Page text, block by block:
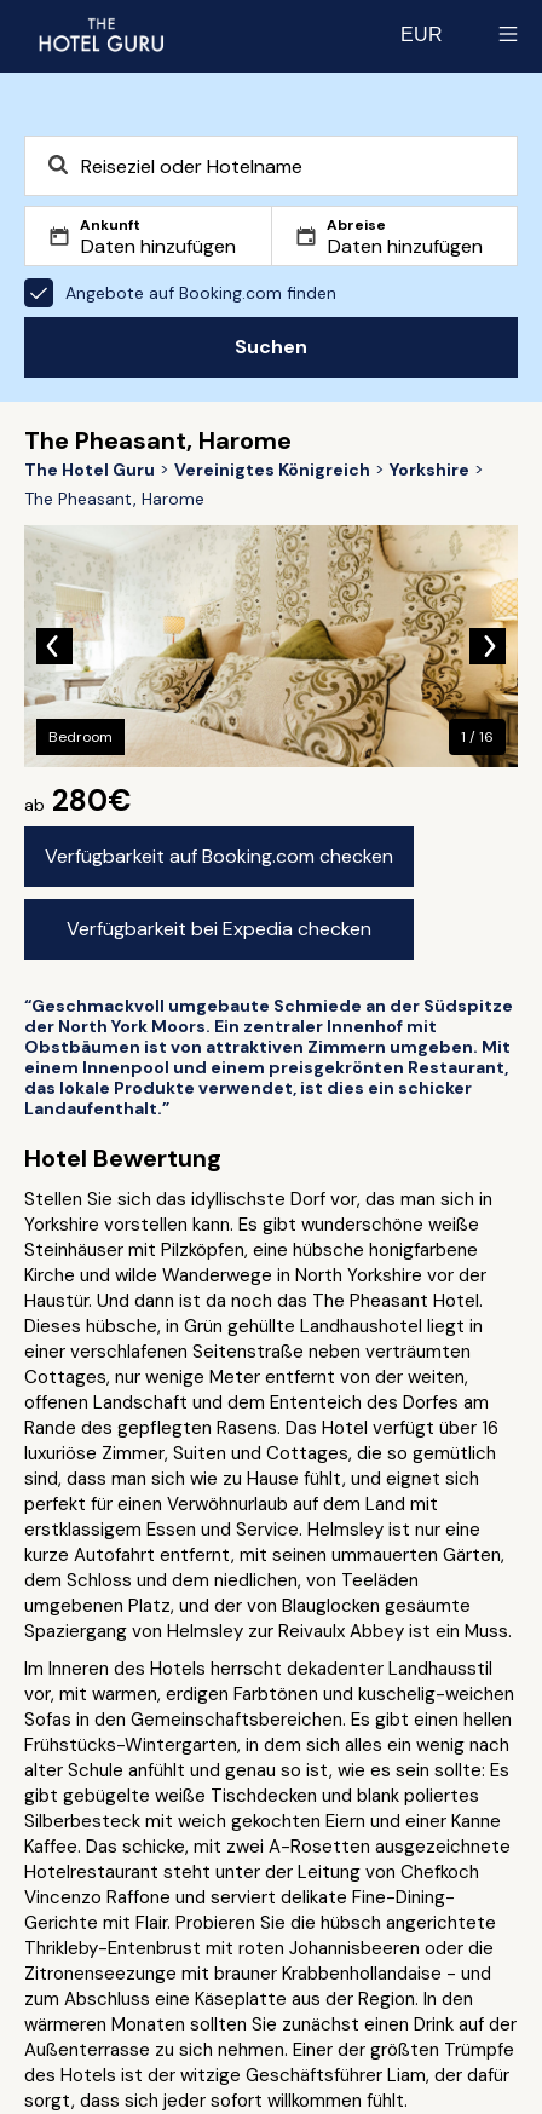
EUR
Ankunft Abreise
Angebote auf Booking.com finden
Suchen
The Pheasant, Harome
The Hotel Guru Vereinigtes Königreich
Yorkshire
The Pheasant, Harome
ab 280€
Verfügbarkeit auf Booking.com checken
Verfügbarkeit bei Expedia checken
Bedroom 1 / 16
“Geschmackvoll umgebaute Schmiede an der Südspitze
der North York Moors. Ein zentraler Innenhof mit
Obstbäumen ist von attraktiven Zimmern umgeben. Mit
einem Innenpool und einem preisgekrönten Restaurant,
das lokale Produkte verwendet, ist dies ein schicker
Landaufenthalt.”
Hotel Bewertung
Stellen Sie sich das idyllischste Dorf vor, das man sich in
Yorkshire vorstellen kann. Es gibt wunderschöne weiße
Steinhäuser mit Pilzköpfen, eine hübsche honigfarbene
Kirche und wilde Wanderwege in North Yorkshire vor der
Haustür. Und dann ist da noch das The Pheasant Hotel.
Dieses hübsche, in Grün gehüllte Landhaushotel liegt in
einer verschlafenen Seitenstraße neben verträumten
Cottages, nur wenige Meter entfernt von der weiten,
offenen Landschaft und dem Ententeich des Dorfes am
Rande des gepflegten Rasens. Das Hotel verfügt über 16
luxuriöse Zimmer, Suiten und Cottages, die so gemütlich
sind, dass man sich wie zu Hause fühlt, und eignet sich
perfekt für einen Verwöhnurlaub auf dem Land mit
erstklassigem Essen und Service. Helmsley ist nur eine
kurze Autofahrt entfernt, mit seinen ummauerten Gärten,
dem Schloss und dem niedlichen, von Teeläden
umgebenen Platz, und der von Blauglocken gesäumte
Spaziergang von Helmsley zur Reivaulx Abbey ist ein Muss.
Im Inneren des Hotels herrscht dekadenter Landhausstil
vor, mit warmen, erdigen Farbtönen und kuschelig-weichen
Sofas in den Gemeinschaftsbereichen. Es gibt einen hellen
Frühstücks-Wintergarten, in dem sich alles ein wenig nach
alter Schule anfühlt und genau so ist, wie es sein sollte: Es
gibt gebügelte weiße Tischdecken und blank poliertes
Silberbesteck mit weich gekochten Eiern und einer Kanne
Kaffee. Das schicke, mit zwei A-Rosetten ausgezeichnete
Hotelrestaurant steht unter der Leitung von Chefkoch
Vincenzo Raffone und serviert delikate Fine-Dining-
Gerichte mit Flair. Probieren Sie die hübsch angerichtete
Thrikleby-Entenbrust mit roten Johannisbeeren oder die
Zitronenseezunge mit brauner Krabbenhollandaise - und
zum Abschluss eine Käseplatte aus der Region. In den
wärmeren Monaten sollten Sie zunächst einen Drink auf der
Außenterrasse zu sich nehmen. Einer der größten Trümpfe
des Hotels ist der witzige Geschäftsführer Liam, der dafür
sorgt, dass sich jeder sofort willkommen fühlt.